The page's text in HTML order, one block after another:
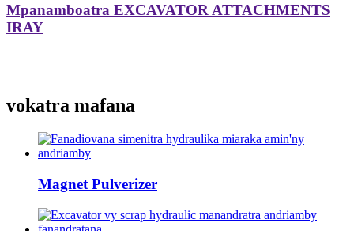
Mpanamboatra EXCAVATOR ATTACHMENTS
IRAY
vokatra mafana
Magnet Pulverizer